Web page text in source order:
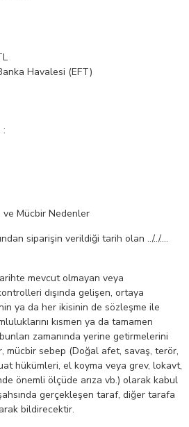
Havalesi (EFT)
:
Mücbir Nedenler
siparişin verildiği tarih olan ../../….
mevcut olmayan veya
dışında gelişen, ortaya
ya da her ikisinin de sözleşme ile
kısmen ya da tamamen
zamanında yerine getirmelerini
mücbir sebep (Doğal afet, savaş, terör,
hükümleri, el koyma veya grev, lokavt,
önemli ölçüde arıza vb.) olarak kabul
gerçekleşen taraf, diğer tarafa
bildirecektir.